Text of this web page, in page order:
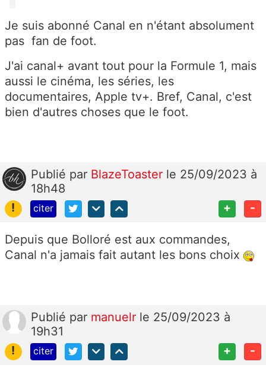
Je suis abonné Canal en n'étant absolument
pas fan de foot.
J'ai canal+ avant tout pour la Formule 1, mais
aussi le cinéma, les séries, les
documentaires, Apple tv+. Bref, Canal, c'est
bien d'autres choses que le foot.
Publié par BlazeToaster le 25/09/2023 à
18h48
!
citer + -
Depuis que Bolloré est aux commandes,
Canal n'a jamais fait autant les bons choix
Publié par manuelr le 25/09/2023 à
19h31
!
citer + -